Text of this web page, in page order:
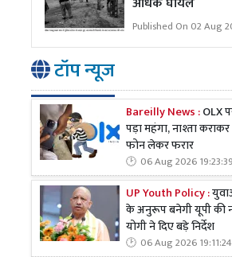
Published On 02 Aug
टॉप न्यूज
Bareilly News :OLX
पड़ा महंगा, नाश्ता
फोन लेकर फरार
06 Aug 2026 19:23:39
UP Youth Policy :
के अनुरूप बनेगी यूपी की
योगी ने दिए बड़े निर्देश
06 Aug 2026 19:11:24